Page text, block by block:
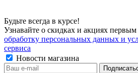
Будьте всегда в курсе!
Узнавайте о скидках и акциях первым
обработку персональных данных и
сервиса
Новости магазина